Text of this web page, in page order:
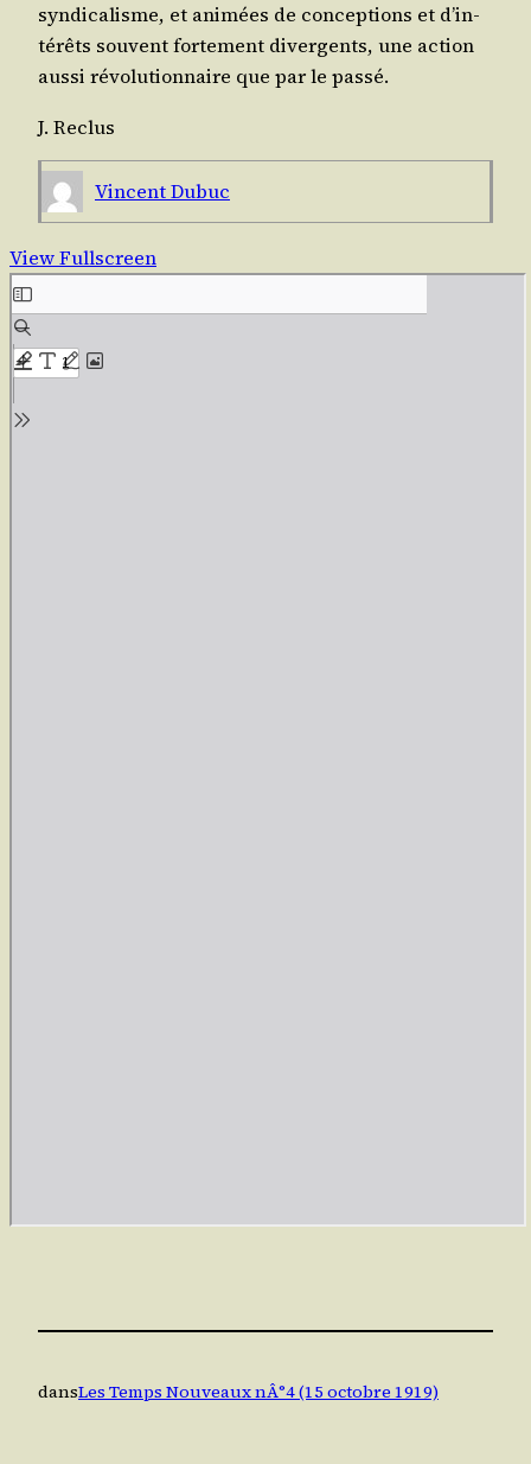
syn­di­ca­lisme, et ani­mées de concep­tions et d’in­
té­rêts sou­vent for­te­ment diver­gents, une action
aus­si révo­lu­tion­naire que par le passé.
J. Reclus
Vincent Dubuc
View Fullscreen
dansLes Temps Nouveaux nÂ°4 (15 octobre 1919)